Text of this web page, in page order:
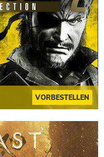
VORBESTELLEN